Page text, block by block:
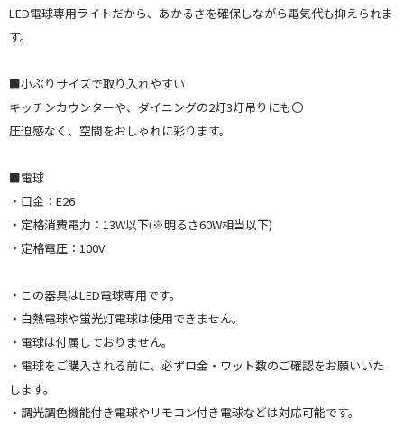
LED電球専用ライトだから、あかるさを確保しながら電気代も抑えられま
す。
■小ぶりサイズで取り入れやすい
キッチンカウンターや、ダイニングの2灯3灯吊りにも〇
圧迫感なく、空間をおしゃれに彩ります。
■電球
・口金：E26
・定格消費電力：13W以下(※明るさ60W相当以下)
・定格電圧：100V
・この器具はLED電球専用です。
・白熱電球や蛍光灯電球は使用できません。
・電球は付属しておりません。
・電球をご購入される前に、必ずロ金・ワット数のご確認をお願いいた
します。
・調光調色機能付き電球やリモコン付き電球などは対応可能です。